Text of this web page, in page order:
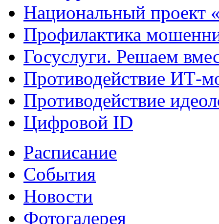
Национальный проект
Профилактика
Госуслуги. Решаем
Противодействие ИТ-
Противодействие
Цифровой ID
Расписание
События
Новости
Фотогалерея